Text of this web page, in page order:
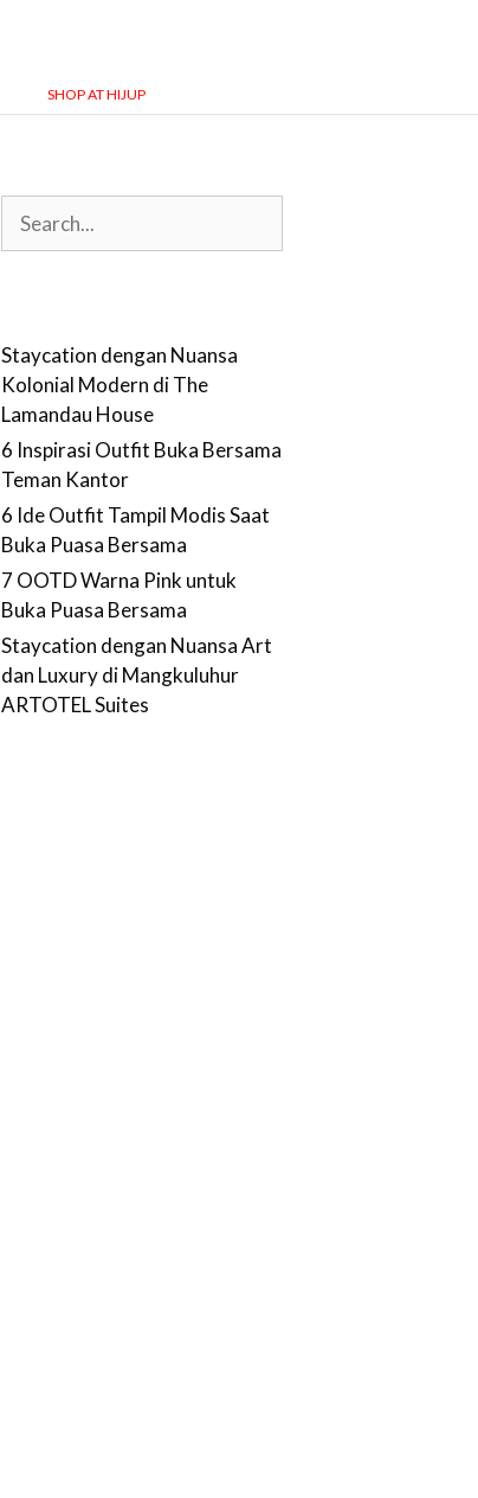
SHOP AT HIJUP
Staycation dengan Nuansa
Kolonial Modern di The
Lamandau House
6 Inspirasi Outfit Buka Bersama
Teman Kantor
6 Ide Outfit Tampil Modis Saat
Buka Puasa Bersama
7 OOTD Warna Pink untuk
Buka Puasa Bersama
Staycation dengan Nuansa Art
dan Luxury di Mangkuluhur
ARTOTEL Suites